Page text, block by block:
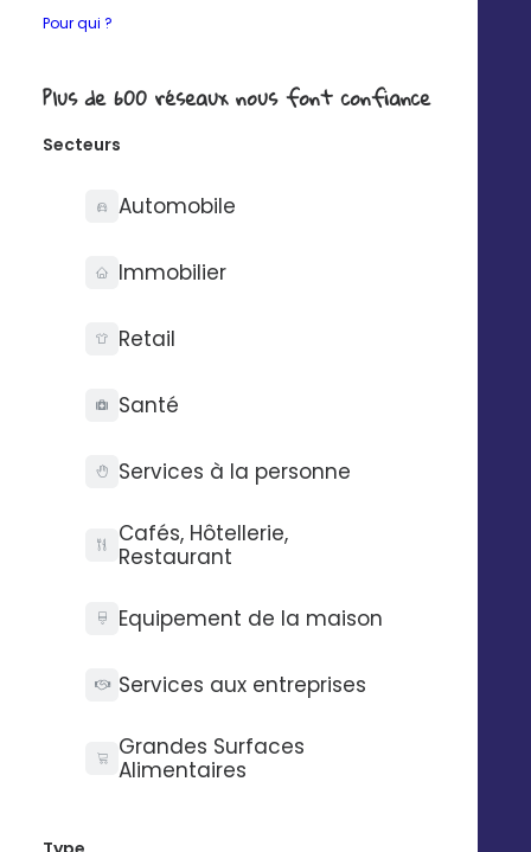
Pour qui ?
Plus de 600 réseaux nous font confiance
Secteurs
Automobile
Immobilier
Retail
Santé
Services à la personne
Cafés, Hôtellerie,
Restaurant
Equipement de la maison
Services aux entreprises
Grandes Surfaces
Alimentaires
Mettez en valeur votre marque en
d’affichage grand format : affiches,